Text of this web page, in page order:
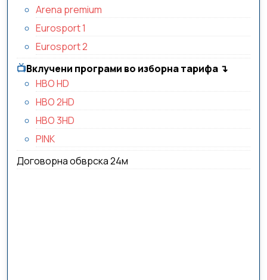
Arena premium
Eurosport 1
Eurosport 2
📺️Вклучени програми во изборна тарифа ↴
HBO HD
HBO 2HD
HBO 3HD
PINK
Договорна обврска 24м